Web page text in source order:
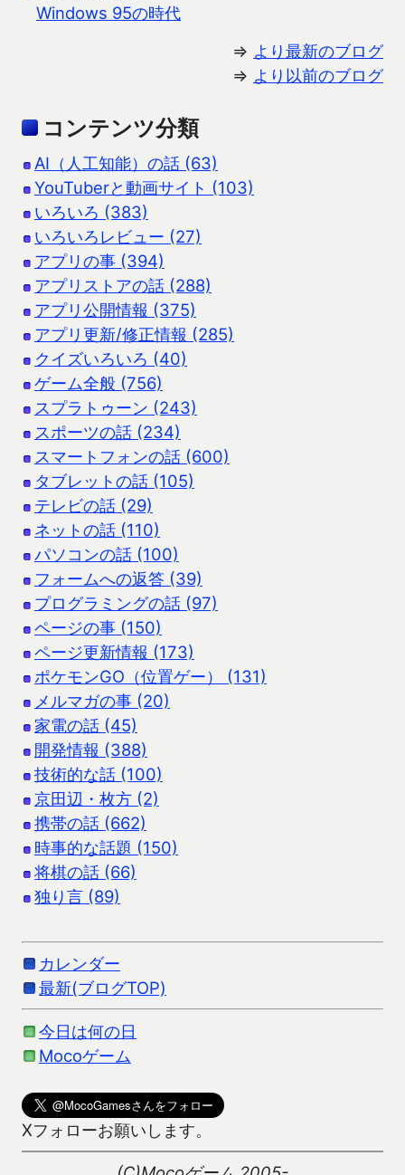
Windows 95の時代
⇒ より最新のブログ
⇒ より以前のブログ
コンテンツ分類
AI（人工知能）の話 (63)
YouTuberと動画サイト (103)
いろいろ (383)
いろいろレビュー (27)
アプリの事 (394)
アプリストアの話 (288)
アプリ公開情報 (375)
アプリ更新/修正情報 (285)
クイズいろいろ (40)
ゲーム全般 (756)
スプラトゥーン (243)
スポーツの話 (234)
スマートフォンの話 (600)
タブレットの話 (105)
テレビの話 (29)
ネットの話 (110)
パソコンの話 (100)
フォームへの返答 (39)
プログラミングの話 (97)
ページの事 (150)
ページ更新情報 (173)
ポケモンGO（位置ゲー） (131)
メルマガの事 (20)
家電の話 (45)
開発情報 (388)
技術的な話 (100)
京田辺・枚方 (2)
携帯の話 (662)
時事的な話題 (150)
将棋の話 (66)
独り言 (89)
カレンダー
最新(ブログTOP)
今日は何の日
Mocoゲーム
Xフォローお願いします。